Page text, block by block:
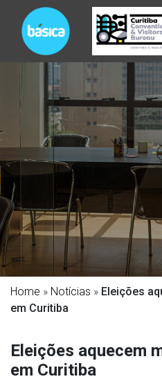
Home » Notícias » Eleições
em Curitiba
Eleições aquecem
em Curitiba